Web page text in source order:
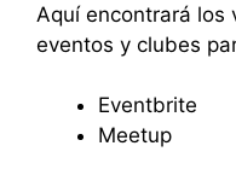
Aquí encontrará los
eventos y clubes
Eventbrite
Meetup